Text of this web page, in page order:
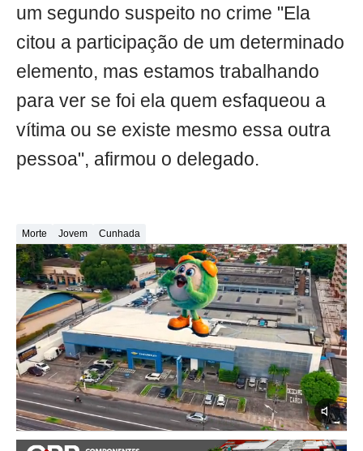
um segundo suspeito no crime "Ela
citou a participação de um determinado
elemento, mas estamos trabalhando
para ver se foi ela quem esfaqueou a
vítima ou se existe mesmo essa outra
pessoa", afirmou o delegado.
Morte Jovem Cunhada